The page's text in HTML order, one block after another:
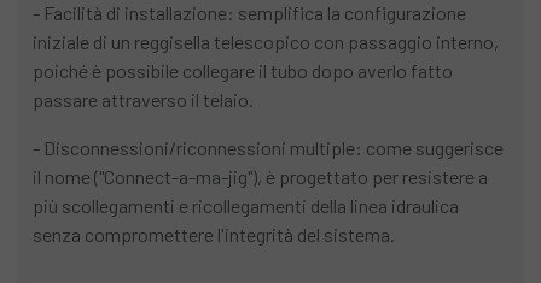
- Facilità di installazione: semplifica la configurazione
iniziale di un reggisella telescopico con passaggio interno,
poiché è possibile collegare il tubo dopo averlo fatto
passare attraverso il telaio.
- Disconnessioni/riconnessioni multiple: come suggerisce
il nome ("Connect-a-ma-jig"), è progettato per resistere a
più scollegamenti e ricollegamenti della linea idraulica
senza compromettere l'integrità del sistema.